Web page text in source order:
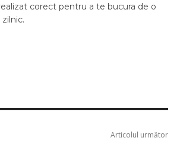
corect pentru a te bucura de o
Articolul următor